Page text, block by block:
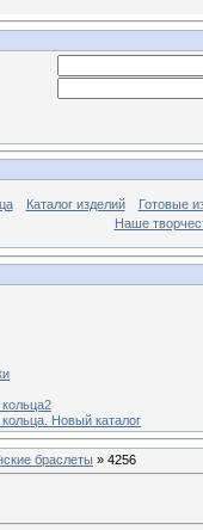
Каталог изделий
Готовые
Наше
Новый каталог
браслеты » 4256